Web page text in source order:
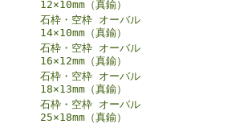
12×10mm（真鍮）
石枠・空枠 オーバル
14×10mm（真鍮）
石枠・空枠 オーバル
16×12mm（真鍮）
石枠・空枠 オーバル
18×13mm（真鍮）
石枠・空枠 オーバル
25×18mm（真鍮）